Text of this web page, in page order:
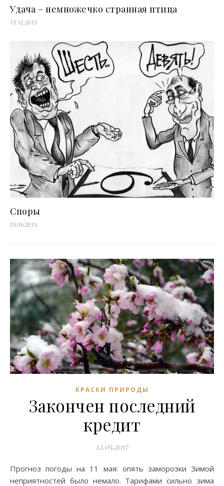
Удача – немножечко странная птица
13.12.2013
Споры
05.06.2015
КРАСКИ ПРИРОДЫ
Закончен последний
кредит
12.05.2017
Прогноз погоды на 11 мая: опять заморозки Зимой
неприятностей было немало. Тарифами сильно зима